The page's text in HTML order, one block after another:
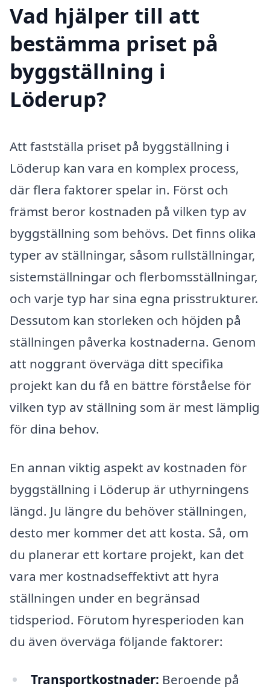
Vad hjälper till att
bestämma priset på
byggställning i
Löderup?
Att fastställa priset på byggställning i
Löderup kan vara en komplex process,
där flera faktorer spelar in. Först och
främst beror kostnaden på vilken typ av
byggställning som behövs. Det finns olika
typer av ställningar, såsom rullställningar,
sistemställningar och flerbomsställningar,
och varje typ har sina egna prisstrukturer.
Dessutom kan storleken och höjden på
ställningen påverka kostnaderna. Genom
att noggrant överväga ditt specifika
projekt kan du få en bättre förståelse för
vilken typ av ställning som är mest lämplig
för dina behov.
En annan viktig aspekt av kostnaden för
byggställning i Löderup är uthyrningens
längd. Ju längre du behöver ställningen,
desto mer kommer det att kosta. Så, om
du planerar ett kortare projekt, kan det
vara mer kostnadseffektivt att hyra
ställningen under en begränsad
tidsperiod. Förutom hyresperioden kan
du även överväga följande faktorer:
Transportkostnader: Beroende på